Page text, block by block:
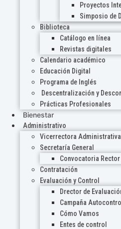
Proyectos
Simposio de
Biblioteca
Catálogo en línea
Revistas digitales
Calendario académico
Educación Digital
Programa de Inglés
Descentralización y
Prácticas Profesionales
Bienestar
Administrativo
Vicerrectora
Secretaría General
Convocatoria
Contratación
Evaluación y Control
Drector de
Campaña Autocontrol
Cómo Vamos
Entes de control